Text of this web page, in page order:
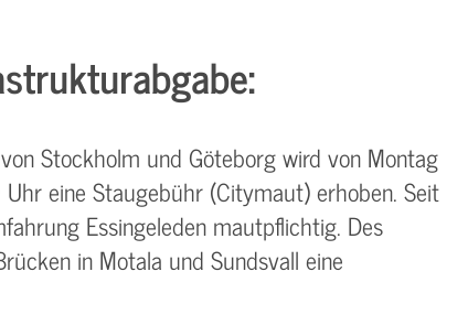
Stockholm und Göteborg wird von Montag
eine Staugebühr (Citymaut) erhoben. Seit
Essingeleden mautpflichtig. Des
in Motala und Sundsvall eine